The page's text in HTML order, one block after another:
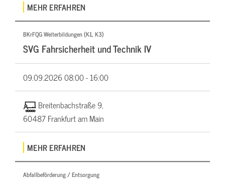
MEHR ERFAHREN
BKrFQG Weiterbildungen (K1, K3)
SVG Fahrsicherheit und Technik IV
09.09.202608:00 - 16:00
Breitenbachstraße 9,
60487 Frankfurt am Main
MEHR ERFAHREN
Abfallbeförderung / Entsorgung